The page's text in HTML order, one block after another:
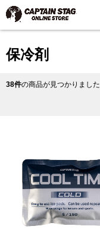
保冷剤
38件の商品が見つかりました